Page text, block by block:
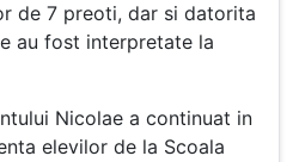
de 7 preoti, dar si datorita
au fost interpretate la
Nicolae a continuat in
elevilor de la Scoala